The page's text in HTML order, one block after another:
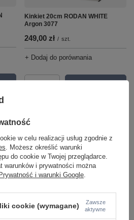
Kinkiet 20cm RODAN WHITE
Argon 3077
249,00 zł / szt.
+ Dodaj do porównania
Kinkiet ROCKSTAR Argon 4743
w celu realizacji usług zgodnie z
. Możesz określić warunki
do cookie w Twojej przeglądarce.
warunków i prywatności można
Prywatność i warunki Google.
cookie (wymagane)
Zawsze
aktywne